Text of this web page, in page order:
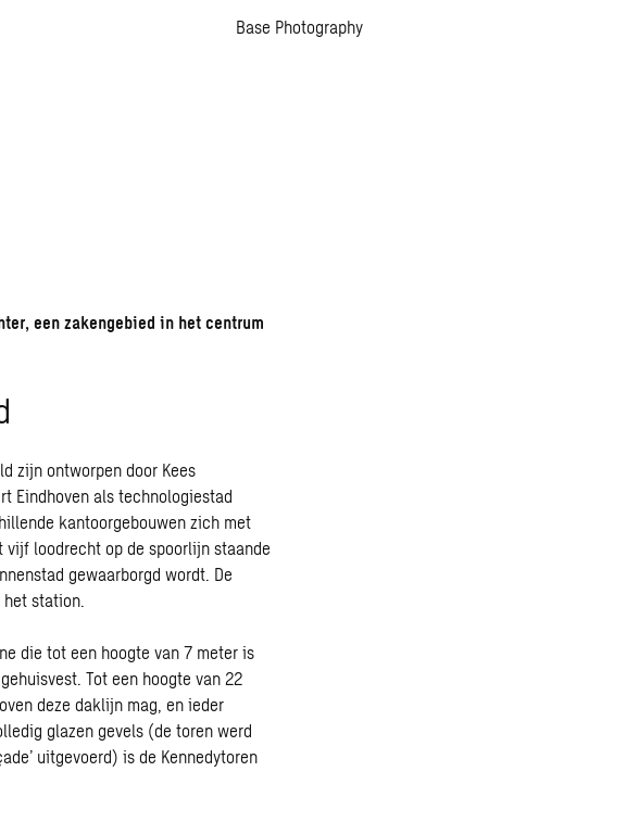
Base Photography
een zakengebied in het centrum
zijn ontworpen door Kees
Eindhoven als technologiestad
kantoorgebouwen zich met
loodrecht op de spoorlijn staande
gewaarborgd wordt. De
station.
die tot een hoogte van 7 meter is
Tot een hoogte van 22
deze daklijn mag, en ieder
glazen gevels (de toren werd
uitgevoerd) is de Kennedytoren